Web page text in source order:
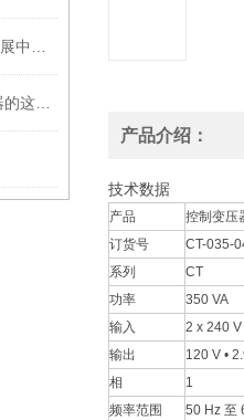
产品介绍：
技术数据
产品
控制变压
订货号
CT-035-
系列
CT
功率
350 VA
输入
2 x 240 V
输出
120 V •
相
1
频率范围
50 Hz 至